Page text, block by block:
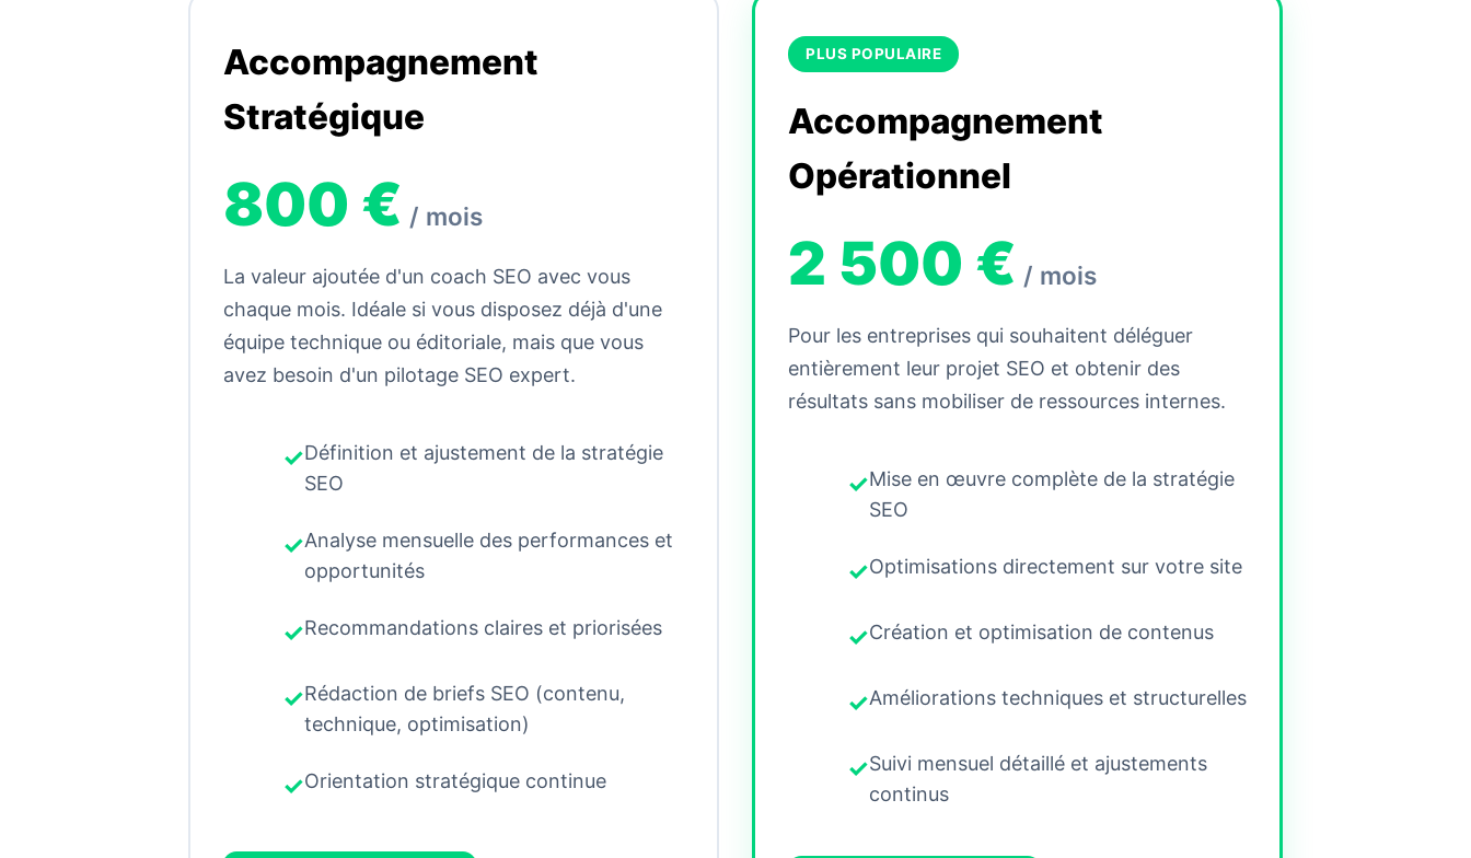
Accompagnement
Stratégique
800 € / mois
La valeur ajoutée d'un coach SEO avec vous
chaque mois. Idéale si vous disposez déjà d'une
équipe technique ou éditoriale, mais que vous
avez besoin d'un pilotage SEO expert.
Définition et ajustement de la stratégie
SEO
Analyse mensuelle des performances et
opportunités
Recommandations claires et priorisées
Rédaction de briefs SEO (contenu,
technique, optimisation)
Orientation stratégique continue
PLUS POPULAIRE
Accompagnement
Opérationnel
2 500 € / mois
Pour les entreprises qui souhaitent déléguer
entièrement leur projet SEO et obtenir des
résultats sans mobiliser de ressources internes.
Mise en œuvre complète de la stratégie
SEO
Optimisations directement sur votre site
Création et optimisation de contenus
Améliorations techniques et structurelles
Suivi mensuel détaillé et ajustements
continus